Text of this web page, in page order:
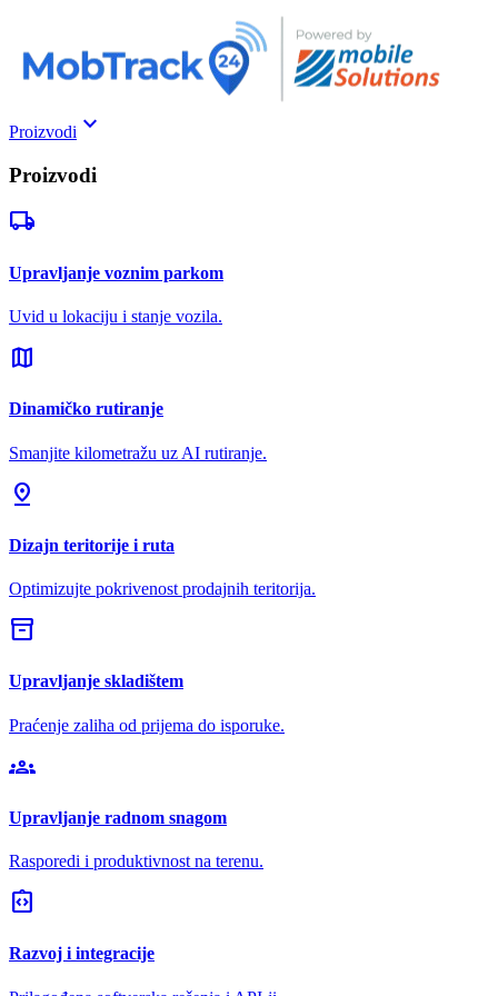
Proizvodi keyboard_arrow_down
Proizvodi
local_shipping
Upravljanje voznim parkom
Uvid u lokaciju i stanje vozila.
map
Dinamičko rutiranje
Smanjite kilometražu uz AI rutiranje.
pin_drop
Dizajn teritorije i ruta
Optimizujte pokrivenost prodajnih teritorija.
inventory_2
Upravljanje skladištem
Praćenje zaliha od prijema do isporuke.
groups
Upravljanje radnom snagom
Rasporedi i produktivnost na terenu.
integration_instructions
Razvoj i integracije